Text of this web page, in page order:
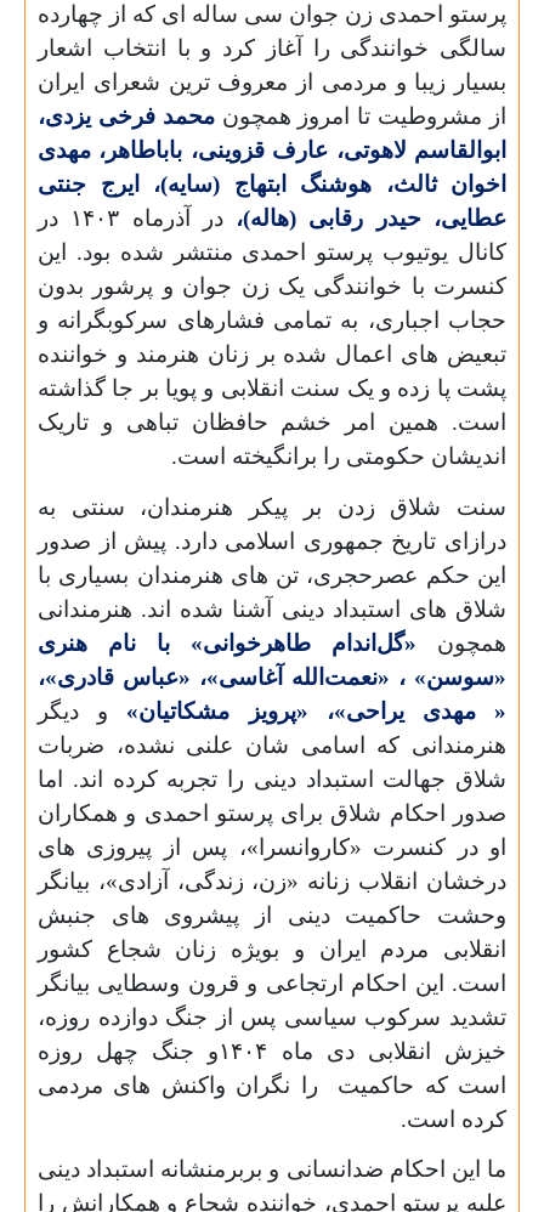
پرستو احمدی زن جوان سی ساله ای که از چهارده
سالگی خوانندگی را آغاز کرد و با انتخاب اشعار
بسیار زیبا و مردمی از معروف ترین شعرای ایران
از مشروطیت تا امروز همچونمحمد فرخی یزدی،
ابوالقاسم لاهوتی، عارف قزوینی، باباطاهر، مهدی
اخوان ثالث، هوشنگ ابتهاج (سایه)، ایرج جنتی
عطایی، حیدر رقابی (هاله)،
در آذرماه ۱۴۰۳ در
کانال یوتیوب پرستو احمدی منتشر شده بود. این
کنسرت با خوانندگی یک زن جوان و پرشور بدون
حجاب اجباری، به تمامی فشارهای سرکوبگرانه و
تبعیض های اعمال شده بر زنان هنرمند و خواننده
پشت پا زده و یک سنت انقلابی و پویا بر جا گذاشته
است. همین امر خشم حافظان تباهی و تاریک
اندیشان حکومتی را برانگیخته است.
سنت شلاق زدن بر پیکر هنرمندان، سنتی به
درازای تاریخ جمهوری اسلامی دارد. پیش از صدور
این حکم عصرحجری، تن های هنرمندان بسیاری با
شلاق های استبداد دینی آشنا شده اند. هنرمندانی
همچون «گل‌اندام طاهرخوانی» با نام هنری
«سوسن» ، «نعمت‌الله آغاسی»، «عباس قادری»،
« مهدی یراحی»، «پرویز مشکاتیان» و دیگر
هنرمندانی که اسامی شان علنی نشده، ضربات
شلاق جهالت استبداد دینی را تجربه کرده اند. اما
صدور احکام شلاق برای پرستو احمدی و همکاران
او در کنسرت «کاروانسرا»، پس از پیروزی های
درخشان انقلاب زنانه «زن، زندگی، آزادی»، بیانگر
وحشت حاکمیت دینی از پیشروی های جنبش
انقلابی مردم ایران و بویژه زنان شجاع کشور
است. این احکام ارتجاعی و قرون وسطایی بیانگر
تشدید سرکوب سیاسی پس از جنگ دوازده روزه،
خیزش انقلابی دی ماه ۱۴۰۴و جنگ چهل روزه
است که حاکمیت
را نگران واکنش های مردمی
کرده است.
ما این احکام ضدانسانی و بربرمنشانه استبداد دینی
علیه پرستو احمدی، خواننده شجاع و همکارانش را